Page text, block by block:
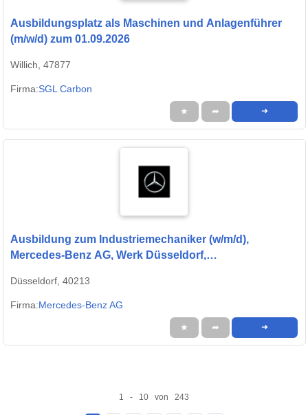
Ausbildungsplatz als Maschinen und Anlagenführer
(m/w/d) zum 01.09.2026
Willich, 47877
Firma:SGL Carbon
★ ➦ ➜
Ausbildung zum Industriemechaniker (w/m/d),
Mercedes-Benz AG, Werk Düsseldorf,
Düsseldorf, 40213
Firma:Mercedes-Benz AG
★ ➦ ➜
1 - 10 von 243